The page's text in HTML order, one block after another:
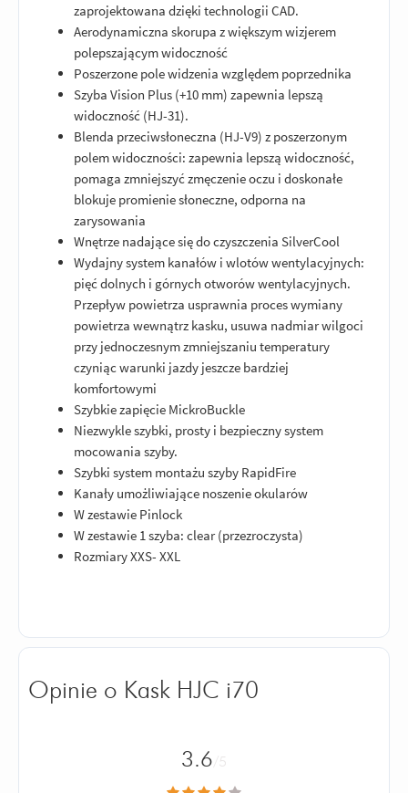
zaprojektowana dzięki technologii CAD.
Aerodynamiczna skorupa z większym wizjerem
polepszającym widoczność
Poszerzone pole widzenia względem poprzednika
Szyba Vision Plus (+10 mm) zapewnia lepszą
widoczność (HJ-31).
Blenda przeciwsłoneczna (HJ-V9) z poszerzonym
polem widoczności: zapewnia lepszą widoczność,
pomaga zmniejszyć zmęczenie oczu i doskonałe
blokuje promienie słoneczne, odporna na
zarysowania
Wnętrze nadające się do czyszczenia SilverCool
Wydajny system kanałów i wlotów wentylacyjnych:
pięć dolnych i górnych otworów wentylacyjnych.
Przepływ powietrza usprawnia proces wymiany
powietrza wewnątrz kasku, usuwa nadmiar wilgoci
przy jednoczesnym zmniejszaniu temperatury
czyniąc warunki jazdy jeszcze bardziej
komfortowymi
Szybkie zapięcie MickroBuckle
Niezwykle szybki, prosty i bezpieczny system
mocowania szyby.
Szybki system montażu szyby RapidFire
Kanały umożliwiające noszenie okularów
W zestawie Pinlock
W zestawie 1 szyba: clear (przezroczysta)
Rozmiary XXS- XXL
Opinie o Kask HJC i70
3.6 /5